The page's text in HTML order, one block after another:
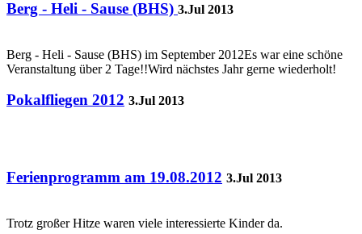
Berg - Heli - Sause (BHS) 3.Jul 2013
Berg - Heli - Sause (BHS) im September 2012Es war eine schöne
Veranstaltung über 2 Tage!!Wird nächstes Jahr gerne wiederholt!
Pokalfliegen 2012 3.Jul 2013
Ferienprogramm am 19.08.2012 3.Jul 2013
Trotz großer Hitze waren viele interessierte Kinder da.